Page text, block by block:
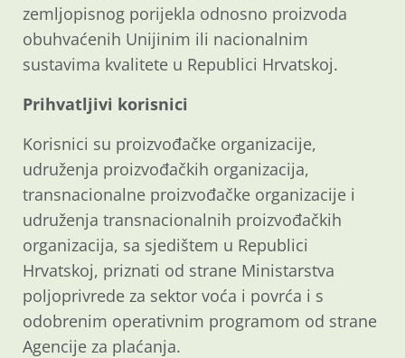
zemljopisnog porijekla odnosno proizvoda
obuhvaćenih Unijinim ili nacionalnim
sustavima kvalitete u Republici Hrvatskoj.
Prihvatljivi korisnici
Korisnici su proizvođačke organizacije,
udruženja proizvođačkih organizacija,
transnacionalne proizvođačke organizacije i
udruženja transnacionalnih proizvođačkih
organizacija, sa sjedištem u Republici
Hrvatskoj, priznati od strane Ministarstva
poljoprivrede za sektor voća i povrća i s
odobrenim operativnim programom od strane
Agencije za plaćanja.